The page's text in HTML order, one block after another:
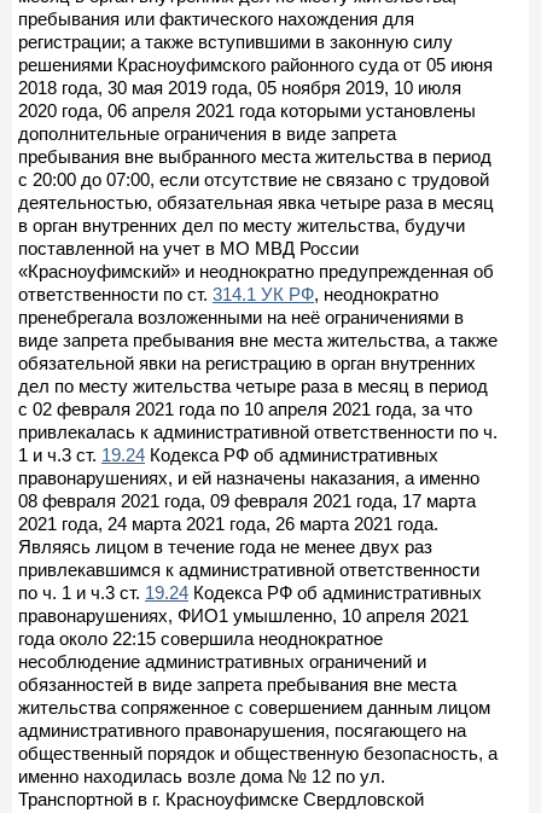
пребывания или фактического нахождения для
регистрации; а также вступившими в законную силу
решениями Красноуфимского районного суда от 05 июня
2018 года, 30 мая 2019 года, 05 ноября 2019, 10 июля
2020 года, 06 апреля 2021 года которыми установлены
дополнительные ограничения в виде запрета
пребывания вне выбранного места жительства в период
с 20:00 до 07:00, если отсутствие не связано с трудовой
деятельностью, обязательная явка четыре раза в месяц
в орган внутренних дел по месту жительства, будучи
поставленной на учет в МО МВД России
«Красноуфимский» и неоднократно предупрежденная об
ответственности по ст. 314.1 УК РФ, неоднократно
пренебрегала возложенными на неё ограничениями в
виде запрета пребывания вне места жительства, а также
обязательной явки на регистрацию в орган внутренних
дел по месту жительства четыре раза в месяц в период
с 02 февраля 2021 года по 10 апреля 2021 года, за что
привлекалась к административной ответственности по ч.
1 и ч.3 ст. 19.24 Кодекса РФ об административных
правонарушениях, и ей назначены наказания, а именно
08 февраля 2021 года, 09 февраля 2021 года, 17 марта
2021 года, 24 марта 2021 года, 26 марта 2021 года.
Являясь лицом в течение года не менее двух раз
привлекавшимся к административной ответственности
по ч. 1 и ч.3 ст. 19.24 Кодекса РФ об административных
правонарушениях, ФИО1 умышленно, 10 апреля 2021
года около 22:15 совершила неоднократное
несоблюдение административных ограничений и
обязанностей в виде запрета пребывания вне места
жительства сопряженное с совершением данным лицом
административного правонарушения, посягающего на
общественный порядок и общественную безопасность, а
именно находилась возле дома № 12 по ул.
Транспортной в г. Красноуфимске Свердловской